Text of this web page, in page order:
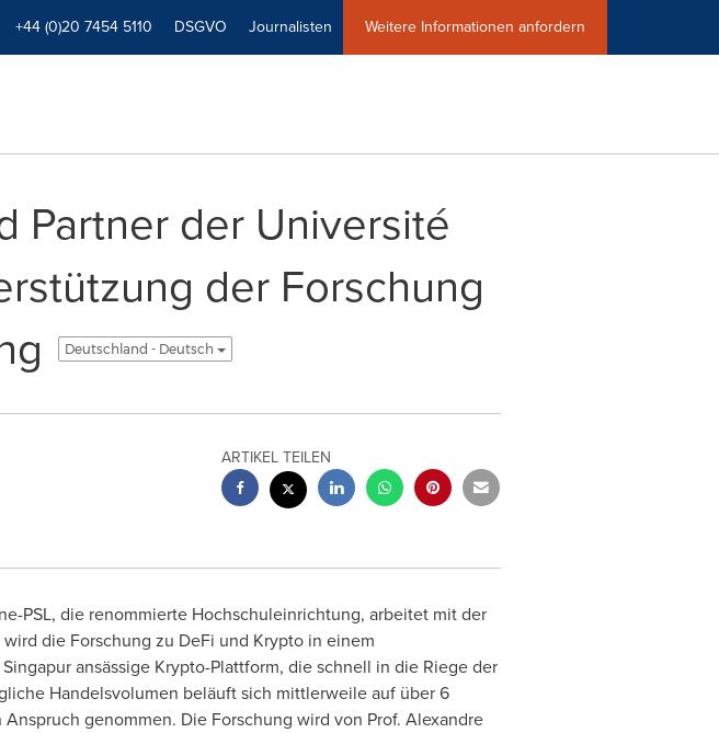
+44 (0)20 7454 5110 DSGVO Journalisten Weitere Informationen anfordern
Partner der Université
der Forschung
Deutschland - Deutsch
ARTIKEL TEILEN
PSL, die renommierte Hochschuleinrichtung, arbeitet mit der
wird die Forschung zu DeFi und Krypto in einem
ansässige Krypto-Plattform, die schnell in die Riege der
Handelsvolumen beläuft sich mittlerweile auf über 6
genommen. Die Forschung wird von Prof. Alexandre